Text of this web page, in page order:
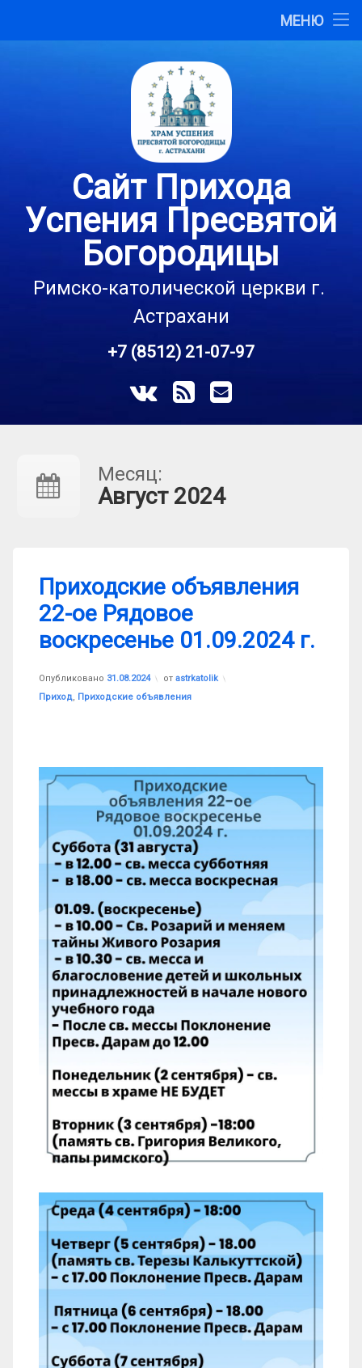
МЕНЮ
Сайт Прихода
Успения Пресвятой
Богородицы
Римско-католической церкви г.
Астрахани
+7 (8512) 21-07-97
ВКонтакте
RSS E-mail
Месяц:
Август 2024
Приходские объявления
22-ое Рядовое
воскресенье 01.09.2024 г.
Опубликовано 31.08.2024
Обновлено на
от astrkatolik
Рубрики:
Приход, Приходские объявления